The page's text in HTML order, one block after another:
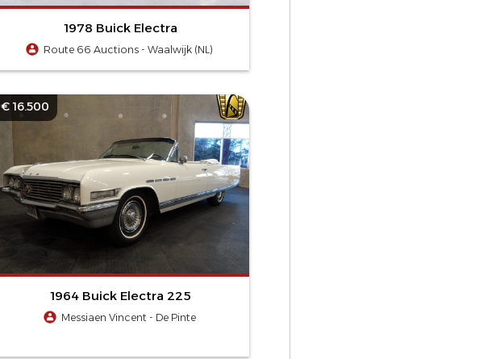
1978 Buick Electra
Route 66 Auctions - Waalwijk (NL)
€ 16.500
1964 Buick Electra 225
Messiaen Vincent - De Pinte